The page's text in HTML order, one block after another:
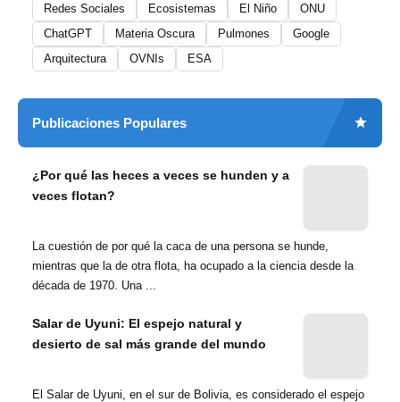
Redes Sociales
Ecosistemas El Niño
ONU
ChatGPT
Materia Oscura Pulmones
Google
Arquitectura
OVNIs ESA
Publicaciones Populares
¿Por qué las heces a veces se hunden y a
veces flotan?
La cuestión de por qué la caca de una persona se hunde,
mientras que la de otra flota, ha ocupado a la ciencia desde la
década de 1970. Una ...
Salar de Uyuni: El espejo natural y
desierto de sal más grande del mundo
El Salar de Uyuni, en el sur de Bolivia, es considerado el espejo